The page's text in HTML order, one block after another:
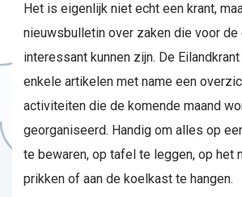
Het is eigenlijk niet echt een krant,
nieuwsbulletin over zaken die voor
interessant kunnen zijn. De
enkele artikelen met name een
activiteiten die de komende maand
georganiseerd. Handig om alles op
te bewaren, op tafel te leggen, op het
prikken of aan de koelkast te hangen.